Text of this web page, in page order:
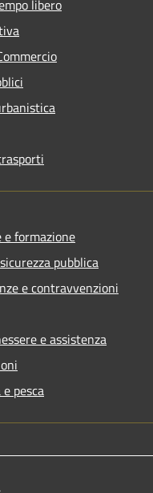
libero
e formazione
pubblica
e contravvenzioni
e assistenza
pesca